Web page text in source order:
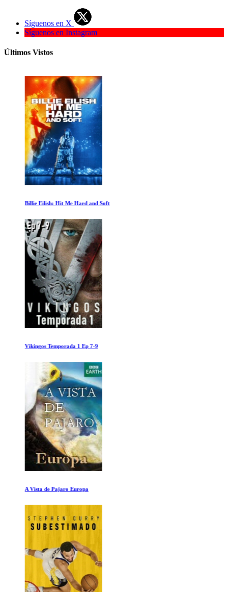
Síguenos en X
Síguenos en Instagram
Últimos Vistos
Billie Eilish: Hit Me Hard and Soft
Vikingos Temporada 1 Ep 7-9
A Vista de Pajaro Europa